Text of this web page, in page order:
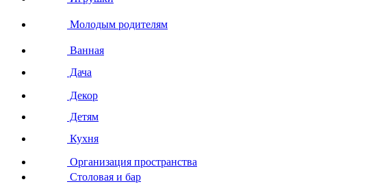
Молодым родителям
Ванная
Дача
Декор
Детям
Кухня
Организация пространства
Столовая и бар